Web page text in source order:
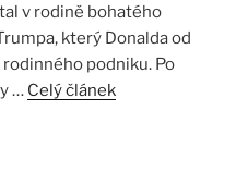
v rodině bohatého
který Donalda od
podniku. Po
… Celý článek